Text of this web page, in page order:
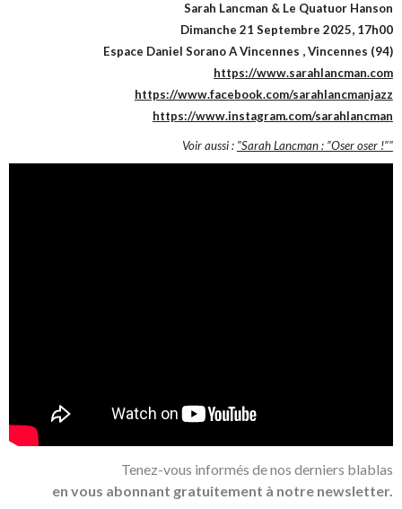
Sarah Lancman & Le Quatuor Hanson
Dimanche 21 Septembre 2025, 17h00
Espace Daniel Sorano A Vincennes , Vincennes (94)
https://www.sarahlancman.com
https://www.facebook.com/sarahlancmanjazz
https://www.instagram.com/sarahlancman
Voir aussi : "Sarah Lancman : ”Oser oser !”"
Tenez-vous informés de nos derniers blablas
en vous abonnant gratuitement à notre newsletter.